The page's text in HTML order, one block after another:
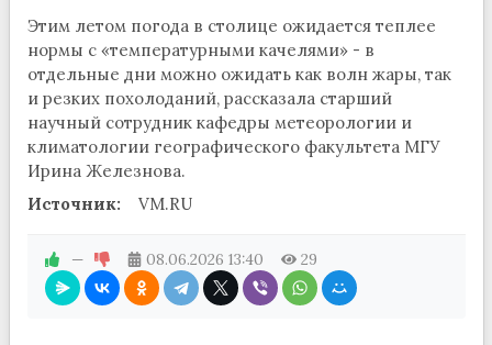
Этим летом погода в столице ожидается теплее
нормы с «температурными качелями» - в
отдельные дни можно ожидать как волн жары, так
и резких похолоданий, рассказала старший
научный сотрудник кафедры метеорологии и
климатологии географического факультета МГУ
Ирина Железнова.
Источник:
VM.RU
— 08.06.2026 13:40 29